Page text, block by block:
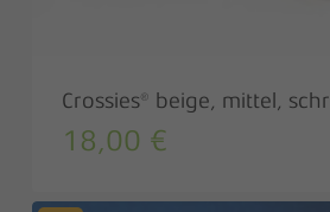
Crossies® beige, mittel,
18,00 €